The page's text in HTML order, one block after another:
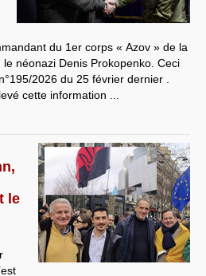
du 1er corps « Azov » de la
le néonazi Denis Prokopenko. Ceci
2026 du 25 février dernier .
cette information ...
le